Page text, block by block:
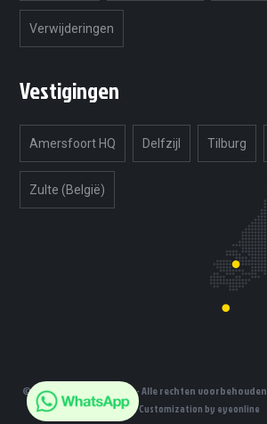
Verwijderingen
Vestigingen
Amersfoort HQ Delfzijl Tilburg
Zulte (België)
© 2019 Unlimited Tuning - Alle rechten voorbehouden
Customization by eyeonline